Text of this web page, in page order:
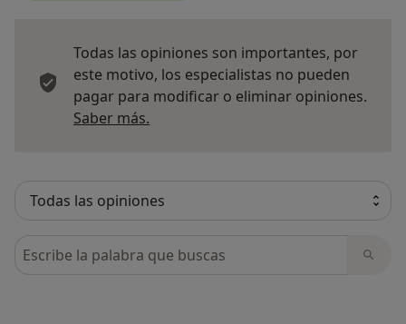
Todas las opiniones son importantes, por
este motivo, los especialistas no pueden
pagar para modificar o eliminar opiniones.
Saber más.
Busca en opiniones